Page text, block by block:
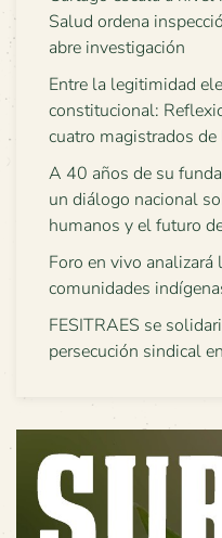
Salud ordena
abre investigación
Entre la legitimidad
constitucional:
cuatro magistrados
A 40 años de su
un diálogo nacional
humanos y el futuro
Foro en vivo
comunidades
FESITRAES se
persecución sindical